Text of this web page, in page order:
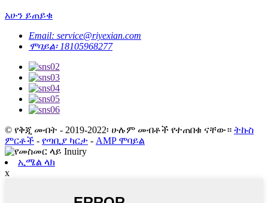
አሁን ይጠይቁ
Email: service@riyexian.com
ሞባይል፡ 18105968277
© የቅጂ መብት - 2019-2022፡ ሁሉም መብቶች የተጠበቁ ናቸው። ትኩስ
ምርቶች - የጣቢያ ካርታ - AMP ሞባይል
ኢሜል ላክ
x